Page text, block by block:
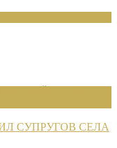
СУПРУГОВ СЕЛА